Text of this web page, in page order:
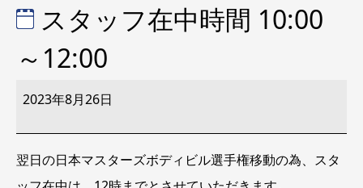
スタッフ在中時間 10:00
～12:00
タ
在
中
時
2023年8月26日
翌日の日本マスターズボディビル選手権移動の為、スタ